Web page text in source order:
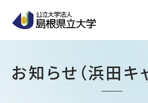
お知らせ（浜田キ